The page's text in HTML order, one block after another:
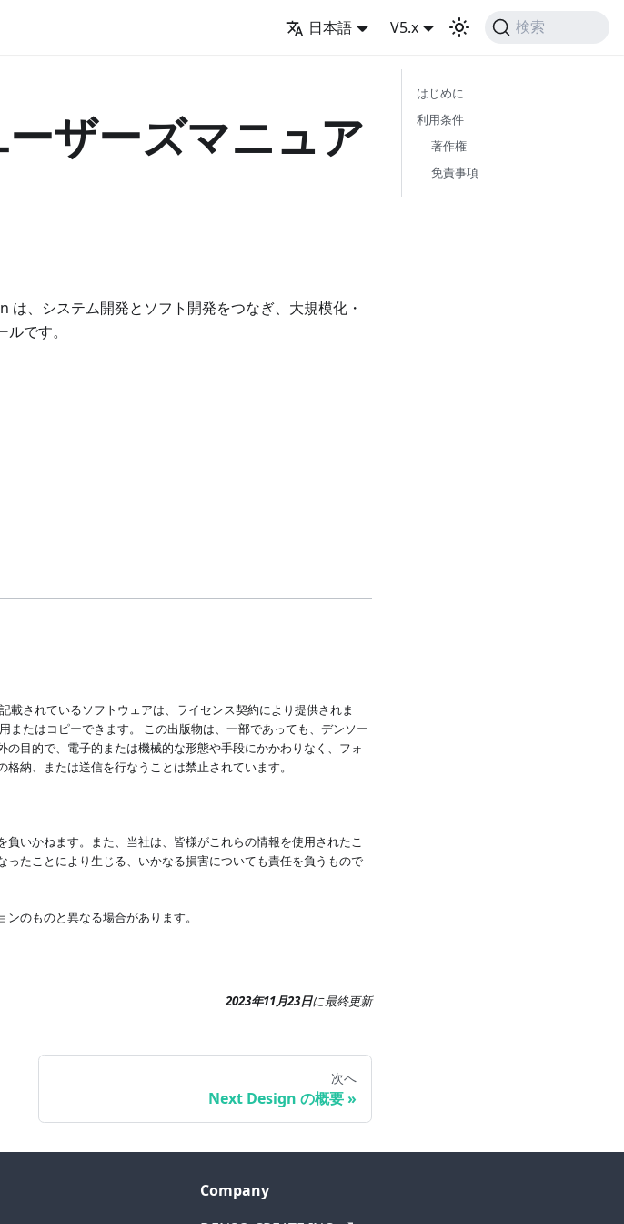
日本語 V5.x 検索
ザーズマニュア
、システム開発とソフト開発をつなぎ、大規模化・
です。
されているソフトウェアは、ライセンス契約により提供されま
またはコピーできます。 この出版物は、一部であっても、デンソー
目的で、電子的または機械的な形態や手段にかかわりなく、フォ
納、または送信を行なうことは禁止されています。
いかねます。また、当社は、皆様がこれらの情報を使用されたこ
たことにより生じる、いかなる損害についても責任を負うもので
のものと異なる場合があります。
2023年11月23日に最終更新
次へ
Next Design の概要
はじめに
利用条件
著作権
免責事項
Company